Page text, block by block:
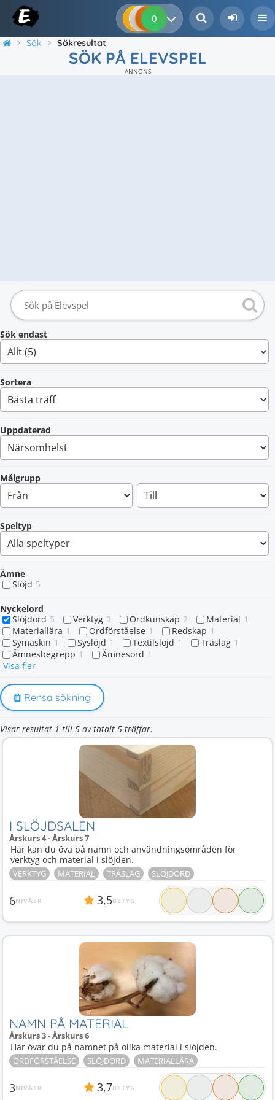
0 0 0
Sök Sökresultat
SÖK PÅ ELEVSPEL
ANNONS
Sök endast
Sortera
Uppdaterad
Målgrupp
–
Speltyp
Ämne
Slöjd 5
Nyckelord
Slöjdord 5 Verktyg 3 Ordkunskap 2 Material 1
Materiallära 1 Ordförståelse 1 Redskap 1
Symaskin 1 Syslöjd 1 Textilslöjd 1 Träslag 1
Ämnesbegrepp 1 Ämnesord 1
Visa fler
Rensa sökning
Visar resultat 1 till 5 av totalt 5 träffar.
I SLÖJDSALEN
Årskurs 4 - Årskurs 7
Här kan du öva på namn och användningsområden för
verktyg och material i slöjden.
VERKTYG MATERIAL TRÄSLAG SLÖJDORD
6NIVÅER 3,5BETYG
NAMN PÅ MATERIAL
Årskurs 3 - Årskurs 6
Här övar du på namnet på olika material i slöjden.
ORDFÖRSTÅELSE SLÖJDORD MATERIALLÄRA
3NIVÅER 3,7BETYG